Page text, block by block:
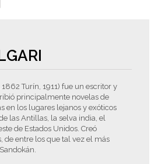
Turín, 1911) fue un escritor y
principalmente novelas de
en los lugares lejanos y exóticos
las Antillas, la selva india, el
de Estados Unidos. Creó
de entre los que tal vez el más